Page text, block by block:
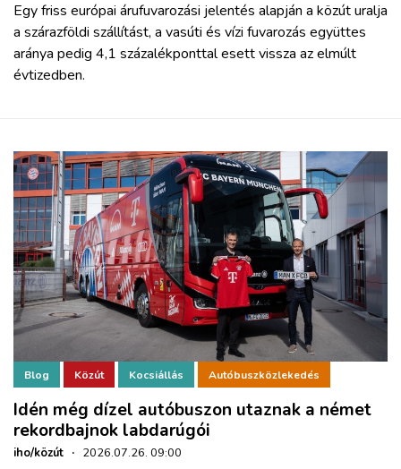
Egy friss európai árufuvarozási jelentés alapján a közút uralja
a szárazföldi szállítást, a vasúti és vízi fuvarozás együttes
aránya pedig 4,1 százalékponttal esett vissza az elmúlt
évtizedben.
Blog Közút Kocsiállás Autóbuszközlekedés
Idén még dízel autóbuszon utaznak a német
rekordbajnok labdarúgói
iho/közút · 2026.07.26. 09:00